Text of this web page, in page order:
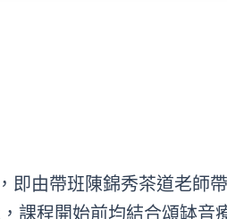
即由帶班陳錦秀茶道老師
課程開始前均結合頌缽音